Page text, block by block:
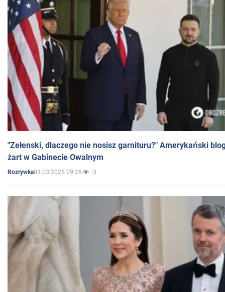
"Zełenski, dlaczego nie nosisz garnituru?" Amerykański
żart w Gabinecie Owalnym
Rozrywka03.03.2025 09:28 3